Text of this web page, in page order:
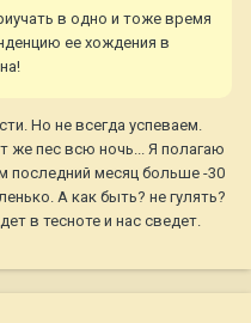
в одно и тоже время
ее хождения в
Но не всегда успеваем.
же пес всю ночь... Я полагаю
последний месяц больше -30
А как быть? не гулять?
в тесноте и нас сведет.